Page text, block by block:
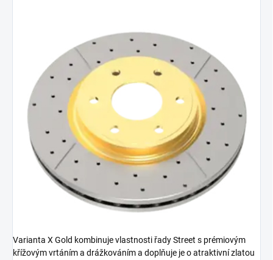
Varianta X Gold kombinuje vlastnosti řady Street s prémiovým
křížovým vrtáním a drážkováním a doplňuje je o atraktivní zlatou